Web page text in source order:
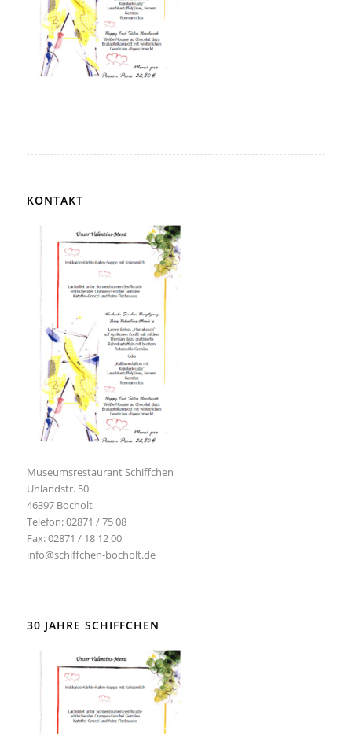
KONTAKT
Museumsrestaurant Schiffchen
Uhlandstr. 50
46397 Bocholt
Telefon: 02871 / 75 08
Fax: 02871 / 18 12 00
info@schiffchen-bocholt.de
30 JAHRE SCHIFFCHEN